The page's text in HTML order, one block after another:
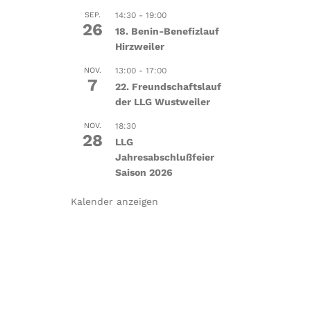
SEP.
26
14:30- 19:00
18. Benin-Benefizlauf
Hirzweiler
NOV.
7
13:00- 17:00
22. Freundschaftslauf
der LLG Wustweiler
NOV.
28
18:30
LLG
Jahresabschlußfeier
Saison 2026
Kalender anzeigen